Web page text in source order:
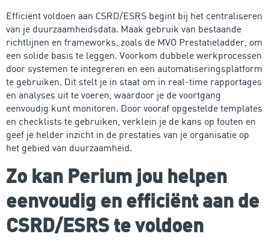
Efficiënt voldoen aan CSRD/ESRS begint bij het centraliseren
van je duurzaamheidsdata. Maak gebruik van bestaande
richtlijnen en frameworks, zoals de MVO Prestatieladder, om
een solide basis te leggen. Voorkom dubbele werkprocessen
door systemen te integreren en een automatiseringsplatform
te gebruiken. Dit stelt je in staat om in real-time rapportages
en analyses uit te voeren, waardoor je de voortgang
eenvoudig kunt monitoren. Door vooraf opgestelde templates
en checklists te gebruiken, verklein je de kans op fouten en
geef je helder inzicht in de prestaties van je organisatie op
het gebied van duurzaamheid.
Zo kan Perium jou helpen
eenvoudig en efficiënt aan de
CSRD/ESRS te voldoen